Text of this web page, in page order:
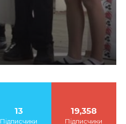
13
Підписчики
19,358
Підписчики